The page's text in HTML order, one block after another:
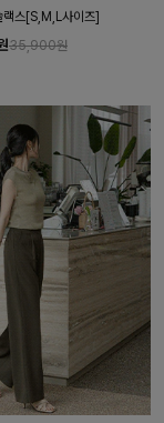
랙스[S,M,L사이즈]
35,900원